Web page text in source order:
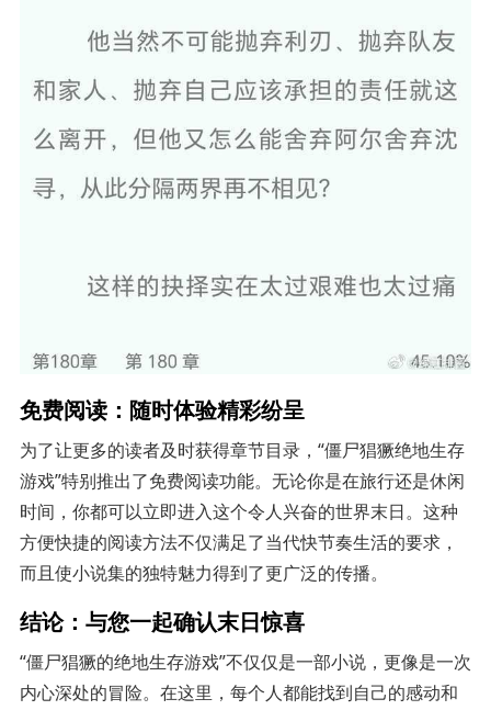
免费阅读：随时体验精彩纷呈
为了让更多的读者及时获得章节目录，“僵尸猖獗绝地生存
游戏”特别推出了免费阅读功能。无论你是在旅行还是休闲
时间，你都可以立即进入这个令人兴奋的世界末日。这种
方便快捷的阅读方法不仅满足了当代快节奏生活的要求，
而且使小说集的独特魅力得到了更广泛的传播。
结论：与您一起确认末日惊喜
“僵尸猖獗的绝地生存游戏”不仅仅是一部小说，更像是一次
内心深处的冒险。在这里，每个人都能找到自己的感动和